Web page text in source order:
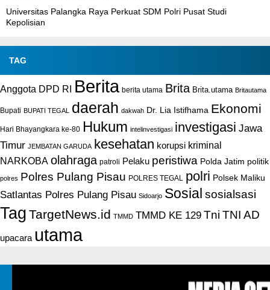
Universitas Palangka Raya Perkuat SDM Polri Pusat Studi
Kepolisian
TAG
Anggota DPD RI Berita berita utama Brita Brita.utama Britautama
Bupati BUPATI TEGAL daerah dakwah Dr. Lia Istifhama Ekonomi
Hari Bhayangkara ke-80 Hukum intelinvestigasi investigasi Jawa
Timur JEMBATAN GARUDA kesehatan korupsi kriminal
NARKOBA olahraga patroli Pelaku peristiwa Polda Jatim politik
polres Polres Pulang Pisau POLRES TEGAL polri Polsek Maliku
Satlantas Polres Pulang Pisau Sidoarjo Sosial sosialsasi
Tag TargetNews.id TMMD TMMD KE 129 Tni TNI AD
upacara utama